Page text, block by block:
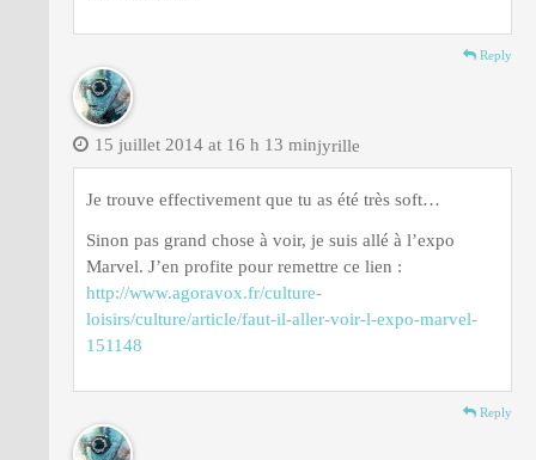
Reply
jyrille
15 juillet 2014 at 16 h 13 min
Je trouve effectivement que tu as été très soft…
Sinon pas grand chose à voir, je suis allé à l’expo
Marvel. J’en profite pour remettre ce lien :
http://www.agoravox.fr/culture-
loisirs/culture/article/faut-il-aller-voir-l-expo-marvel-
151148
Reply